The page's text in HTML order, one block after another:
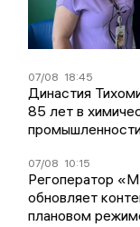
07/08 18:45
Династия
85 лет в
07/08 10:15
Регоператор
обновляет
плановом